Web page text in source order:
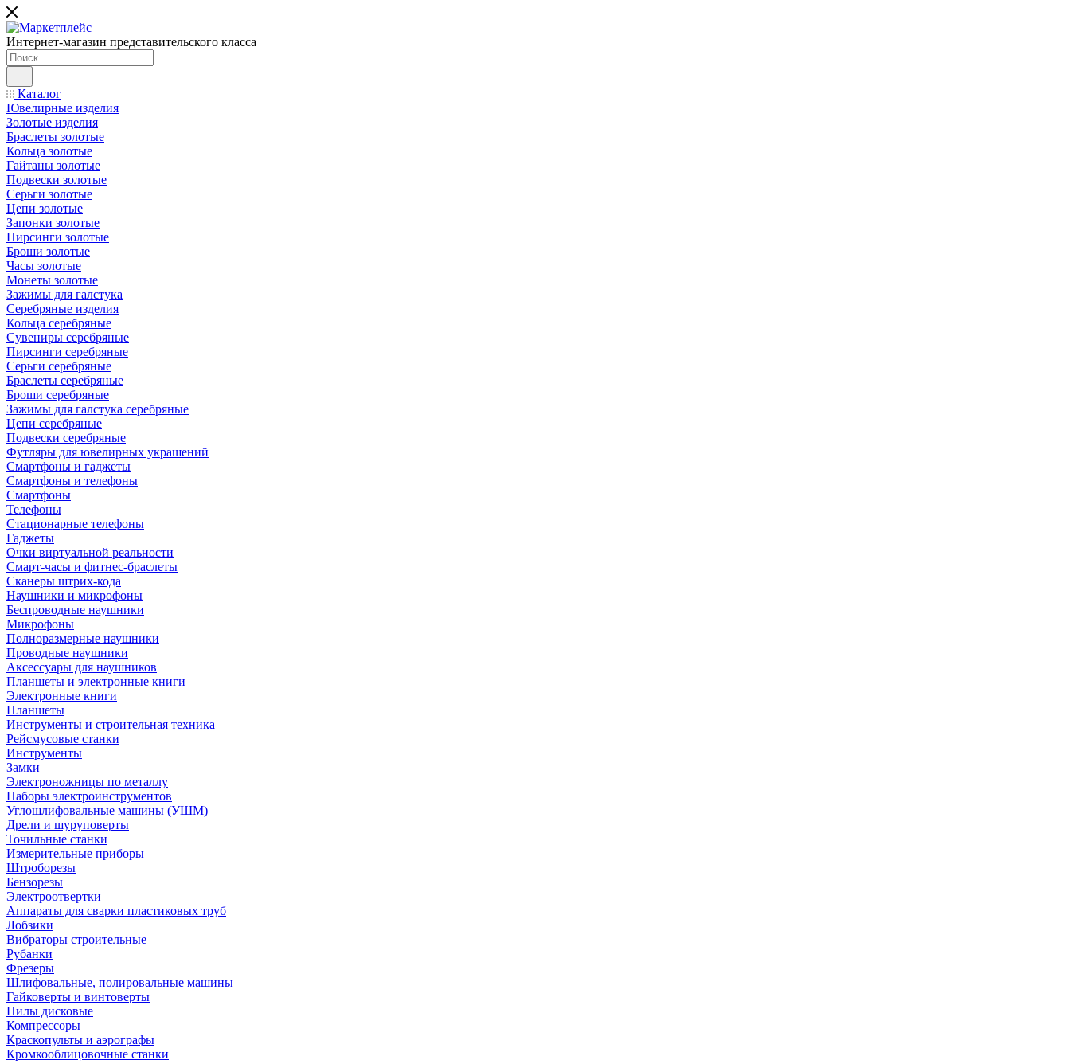
Интернет-магазин представительского класса
Каталог
Ювелирные изделия
Золотые изделия
Браслеты золотые
Кольца золотые
Гайтаны золотые
Подвески золотые
Серьги золотые
Цепи золотые
Запонки золотые
Пирсинги золотые
Броши золотые
Часы золотые
Монеты золотые
Зажимы для галстука
Серебряные изделия
Кольца серебряные
Сувениры серебряные
Пирсинги серебряные
Серьги серебряные
Браслеты серебряные
Броши серебряные
Зажимы для галстука серебряные
Цепи серебряные
Подвески серебряные
Футляры для ювелирных украшений
Смартфоны и гаджеты
Смартфоны и телефоны
Смартфоны
Телефоны
Стационарные телефоны
Гаджеты
Очки виртуальной реальности
Смарт-часы и фитнес-браслеты
Сканеры штрих-кода
Наушники и микрофоны
Беспроводные наушники
Микрофоны
Полноразмерные наушники
Проводные наушники
Аксессуары для наушников
Планшеты и электронные книги
Электронные книги
Планшеты
Инструменты и строительная техника
Рейсмусовые станки
Инструменты
Замки
Электроножницы по металлу
Наборы электроинструментов
Углошлифовальные машины (УШМ)
Дрели и шуруповерты
Точильные станки
Измерительные приборы
Штроборезы
Бензорезы
Электроотвертки
Аппараты для сварки пластиковых труб
Лобзики
Вибраторы строительные
Рубанки
Фрезеры
Шлифовальные, полировальные машины
Гайковерты и винтоверты
Пилы дисковые
Компрессоры
Краскопульты и аэрографы
Кромкооблицовочные станки